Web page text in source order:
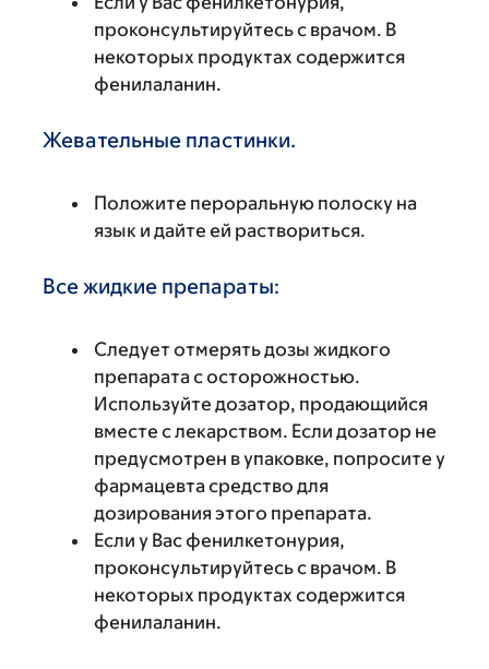
проконсультируйтесь с врачом. В
некоторых продуктах содержится
фенилаланин.
Жевательные пластинки.
Положите пероральную полоску на
язык и дайте ей раствориться.
Все жидкие препараты:
Следует отмерять дозы жидкого
препарата с осторожностью.
Используйте дозатор, продающийся
вместе с лекарством. Если дозатор не
предусмотрен в упаковке, попросите у
фармацевта средство для
дозирования этого препарата.
Если у Вас фенилкетонурия,
проконсультируйтесь с врачом. В
некоторых продуктах содержится
фенилаланин.